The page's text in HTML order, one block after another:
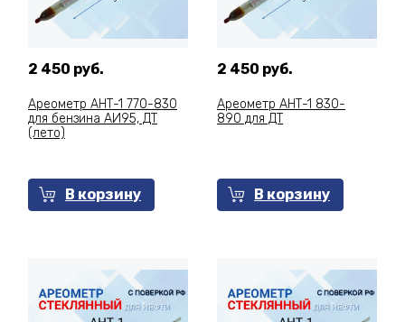
2 450 руб.
Ареометр АНТ-1 770-830
для бензина АИ95, ДТ
(лето)
В корзину
2 450 руб.
Ареометр АНТ-1 830-
890 для ДТ
В корзину